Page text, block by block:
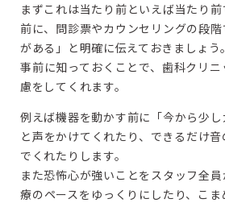
まずこれは当たり前といえば当たり
前に、問診票やカウンセリングの段
がある」と明確に伝えておきましょう。
事前に知っておくことで、歯科クリ
慮をしてくれます。
例えば機器を動かす前に「今から少し
と声をかけてくれたり、できるだけ
でくれたりします。
また恐怖心が強いことをスタッフ全
療のペースをゆっくりにしたり、こ